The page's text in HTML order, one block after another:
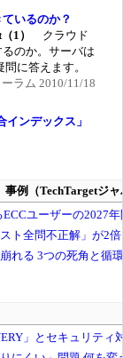
いるのか？
1）
クラウド
のか。サーバは
に答えます。
ーラム 2010/11/18
インデックス」